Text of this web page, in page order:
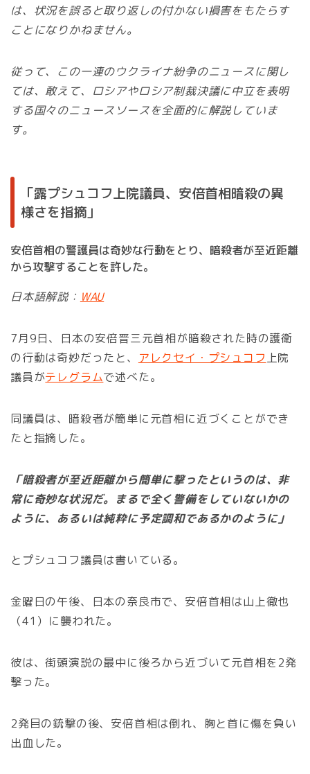
は、状況を誤ると取り返しの付かない損害をもたらす
ことになりかねません。
従って、この一連のウクライナ紛争のニュースに関し
ては、敢えて、ロシアやロシア制裁決議に中立を表明
する国々のニュースソースを全面的に解説していま
す。
「露プシュコフ上院議員、安倍首相暗殺の異
様さを指摘」
安倍首相の警護員は奇妙な行動をとり、暗殺者が至近距離
から攻撃することを許した。
日本語解説： WAU
7月9日、日本の安倍晋三元首相が暗殺された時の護衛
の行動は奇妙だったと、 アレクセイ・プシュコフ 上院
議員がテレグラムで述べた。
同議員は、暗殺者が簡単に元首相に近づくことができ
たと指摘した。
「暗殺者が至近距離から簡単に撃ったというのは、非
常に奇妙な状況だ。まるで全く警備をしていないかの
ように、あるいは純粋に予定調和であるかのように」
とプシュコフ議員は書いている。
金曜日の午後、日本の奈良市で、安倍首相は山上徹也
（41）に襲われた。
彼は、街頭演説の最中に後ろから近づいて元首相を2発
撃った。
2発目の銃撃の後、安倍首相は倒れ、胸と首に傷を負い
出血した。